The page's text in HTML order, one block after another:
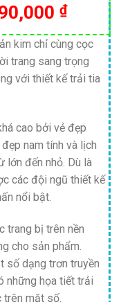
₫.
₫Giá
hiện
tại
là:
kim chỉ cùng cọc
trang sang trọng
với thiết kế trải tia
cao bởi vẻ đẹp
nam tính và lịch
lớn đến nhỏ. Dù là
các đội ngũ thiết kế
nổi bật.
trang bị trên nền
cho sản phẩm.
số dạng trơn truyền
những họa tiết trải
mặt số.